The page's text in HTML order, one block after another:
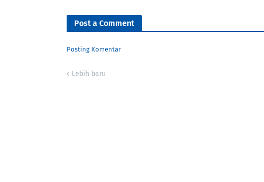
Post a Comment
Posting Komentar
Lebih baru